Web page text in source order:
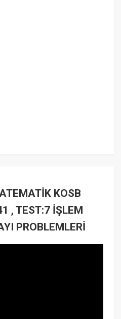
KOSB
, TEST:7 İŞLEM
PROBLEMLERİ